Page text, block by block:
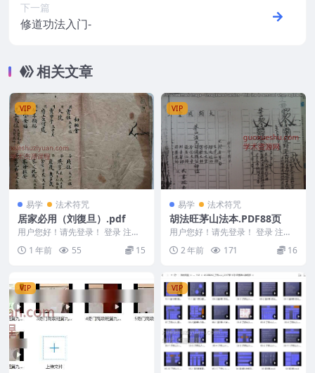
下一篇
修道功法入门-
相关文章
VIP
易学 法术符咒
居家必用（刘復旦）.pdf
用户您好！请先登录！ 登录 注册
居家必用（刘復旦）.pdf 2503156
-3...1 年前 55 15
VIP
易学 法术符咒
胡法旺茅山法本.PDF88页
用户您好！请先登录！ 登录 注册
胡法旺茅山.PDF 240653 ## 胡法
旺...2 年前 171 16
VIP VIP